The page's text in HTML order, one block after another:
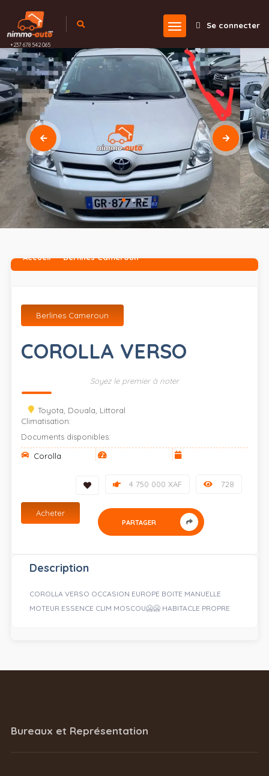
+237 678 542 065
Se connecter
Accueil Berlines Cameroun
Berlines Cameroun
COROLLA VERSO
Soyez le premier à noter
Toyota, Douala, Littoral
Climatisation:
Documents disponibles:
Corolla
728
4 750 000 XAF
Acheter
PARTAGER
Description
COROLLA VERSO OCCASION EUROPE BOITE MANUELLE
MOTEUR ESSENCE CLIM MOSCOU🥶🥶 HABITACLE PROPRE
Bureaux et Représentation